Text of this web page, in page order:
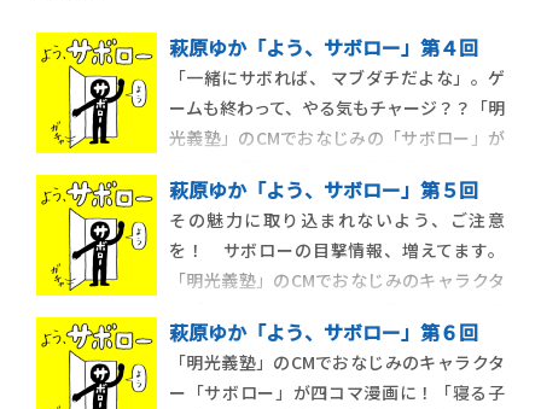
萩原ゆか「よう、サボロー」第４回
「一緒にサボれば、 マブダチだよな」。ゲ
ームも終わって、やる気もチャージ？？「明
光義塾」のCMでおなじみの「サボロー」が
怠惰な世界に誘います。
萩原ゆか「よう、サボロー」第５回
その魅力に取り込まれないよう、ご注意
を！ サボローの目撃情報、増えてます。
「明光義塾」のCMでおなじみのキャラクタ
曜日更新、あなたを怠惰な世界に誘いま
す。
萩原ゆか「よう、サボロー」第６回
「明光義塾」のCMでおなじみのキャラクタ
ー「サボロー」が四コマ漫画に！「寝る子